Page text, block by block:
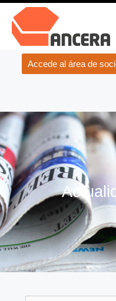
Accede al área de